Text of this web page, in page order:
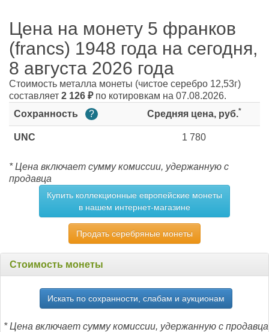
Цена на монету 5 франков
(francs) 1948 года на сегодня,
8 августа 2026 года
Стоимость металла монеты (чистое серебро 12,53г)
составляет 2 126 ₽по котировкам на 07.08.2026.
Сохранность
? Средняя цена, руб.*
UNC 1 780
* Цена включает сумму комиссии, удержанную с
продавца
Купить коллекционные европейские монеты
в нашем интернет-магазине
Продать серебряные монеты
Стоимость монеты
Искать по сохранности, слабам и аукционам
* Цена включает сумму комиссии, удержанную с продавца